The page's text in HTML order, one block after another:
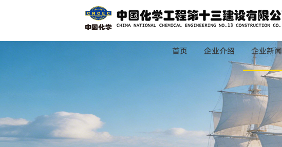
首页 企业介绍 企业新闻